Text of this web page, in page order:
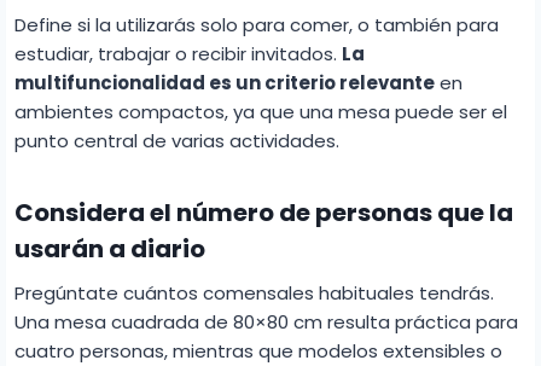
Define si la utilizarás solo para comer, o también para
estudiar, trabajar o recibir invitados. La
multifuncionalidad es un criterio relevanteen
ambientes compactos, ya que una mesa puede ser el
punto central de varias actividades.
Considera el número de personas que la
usarán a diario
Pregúntate cuántos comensales habituales tendrás.
Una mesa cuadrada de 80×80 cm resulta práctica para
cuatro personas, mientras que modelos extensibles o